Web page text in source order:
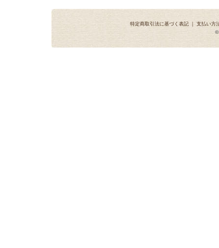
特定商取引法に基づく表記 ｜ 支払い方
©